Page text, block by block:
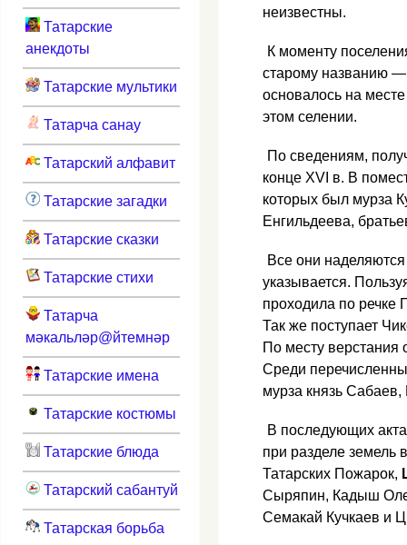
неизвестны.
К моменту
старому названию —
основалось на
этом селении.
По сведениям,
конце XVI в. В
которых был мурза
Енгильдеева,
Все они
указывается.
проходила по речке
Так же поступает
По месту верстания
Среди
мурза князь
В последующих
при разделе земель
Татарских Пожарок,
Сыряпин, Кадыш
Семакай Кучкаев и
Татарские
анекдоты
Татарские мультики
Татарча санау
Татарский алфавит
Татарские загадки
Татарские сказки
Татарские стихи
Татарча
мәкальләр@йтемнәр
Татарские имена
Татарские костюмы
Татарские блюда
Татарский сабантуй
Татарская борьба